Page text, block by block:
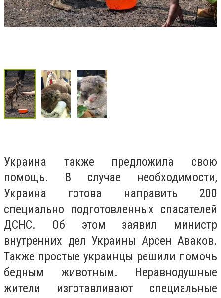
Украина также предложила свою
помощь. В случае необходимости,
Украина готова направить 200
специально подготовленных спасателей
ДСНС. Об этом заявил министр
внутренних дел Украины Арсен Аваков.
Также простые украинцы решили помочь
бедным животным. Неравнодушные
жители изготавливают специальные